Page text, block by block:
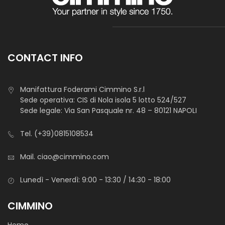
Lussuoso ed elegante che grazie ai suoi colori moda si
CONTACT INFO
Manifattura Foderami Cimmino S.r.l
Sede operativa: CIS di Nola isola 5 lotto 524/527
Sede legale: Via San Pasquale nr. 48 – 80121 NAPOLI
Tel. (+39)0815108534
Mail. ciao@cimmino.com
Lunedì - Venerdì: 9:00 - 13:30 / 14:30 - 18:00
CIMMINO